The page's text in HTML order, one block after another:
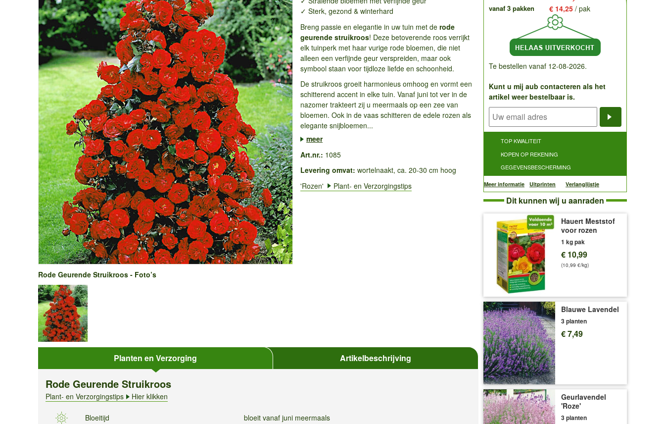
✓ Sterk, gezond & winterhard
Breng passie en elegantie in uw tuin met de rode
geurende struikroos! Deze betoverende roos verrijkt
elk tuinperk met haar vurige rode bloemen, die niet
alleen een verfijnde geur verspreiden, maar ook
symbool staan voor tijdloze liefde en schoonheid.
De struikroos groeit harmonieus omhoog en vormt een
schitterend accent in elke tuin. Vanaf juni tot ver in de
nazomer trakteert zij u meermaals op een zee van
bloemen. Ook in de vaas schitteren de edele rozen als
elegante snijbloemen...
meer
Art.nr.: 1085
Levering omvat: wortelnaakt, ca. 20-30 cm hoog
'Rozen'
Plant- en Verzorgingstips
Rode Geurende Struikroos - Foto’s
Planten en Verzorging Artikelbeschrijving
Rode Geurende Struikroos
Plant- en Verzorgingstips Hier klikken
Bloeitijd bloeit vanaf juni meermaals
vanaf 3 pakken € 14,25 / pak
Te bestellen vanaf 12-08-2026.
Kunt u mij aub contacteren als het
artikel weer bestelbaar is.
TOP KWALITEIT
KOPEN OP REKENING
GEGEVENSBESCHERMING
Meer informatie Uitprinten Verlanglijstje
Dit kunnen wij u aanraden
Hauert Meststof
voor rozen
1 kg pak
€ 10,99
(10,99 €/kg)
Blauwe Lavendel
3 planten
€ 7,49
Geurlavendel
'Roze'
3 planten